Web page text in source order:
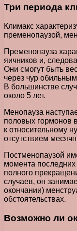
Три периода
Климакс
пременопаузой,
Пременопауза
яичников и,
Они смогут быть
через чур
В большинстве
около 5 лет.
Менопауза
половых гормонов
к относительному
отсутствием
Постменопаузой
момента
полного
случаев, он
окончании)
обстоятельствах.
Возможно ли